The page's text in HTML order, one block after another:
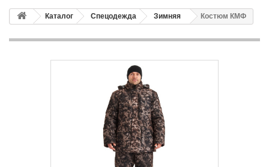
Каталог Спецодежда Зимняя Костюм КМФ